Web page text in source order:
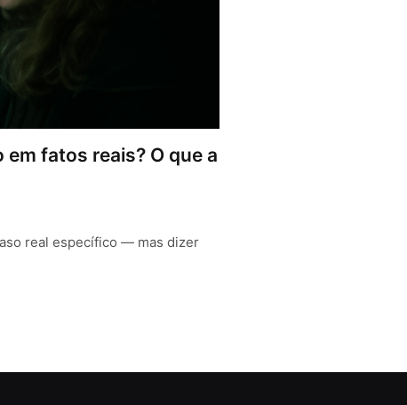
fatos reais? O que a
real específico — mas dizer